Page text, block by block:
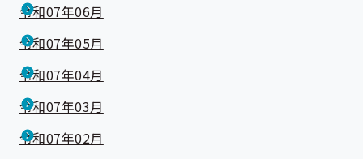
令和07年06月
令和07年05月
令和07年04月
令和07年03月
令和07年02月